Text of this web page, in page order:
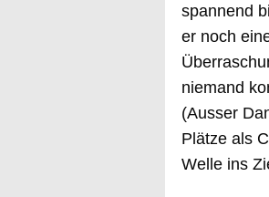
spannend
er noch
niemand
(Ausser
Plätze als
Welle ins